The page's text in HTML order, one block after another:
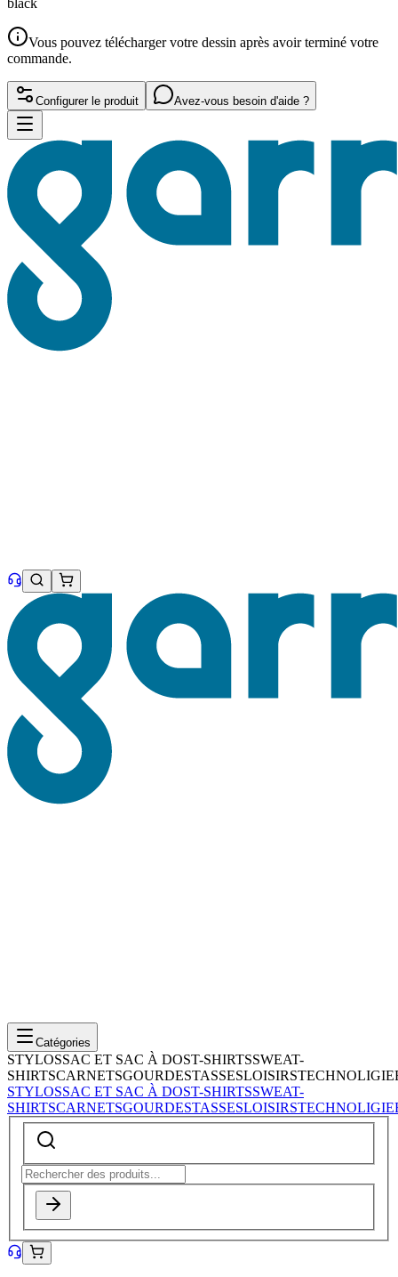
Vous pouvez télécharger votre dessin après avoir terminé votre
commande.
Configurer le produit Avez-vous besoin d'aide ?
Catégories
STYLOSSAC ET SAC À DOST-SHIRTSSWEAT-
SHIRTSCARNETSGOURDESTASSESLOISIRSTECHNOLIGIE
STYLOSSAC ET SAC À DOST-SHIRTSSWEAT-
SHIRTSCARNETSGOURDESTASSESLOISIRSTECHNOLIGIE